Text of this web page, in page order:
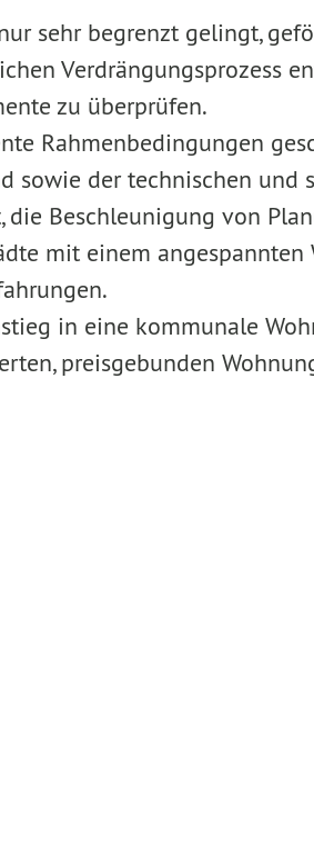
sehr begrenzt gelingt,
Verdrängungsprozess
zu überprüfen.
Rahmenbedingungen
der technischen und
Beschleunigung von
mit einem angespannten
in eine kommunale
preisgebunden